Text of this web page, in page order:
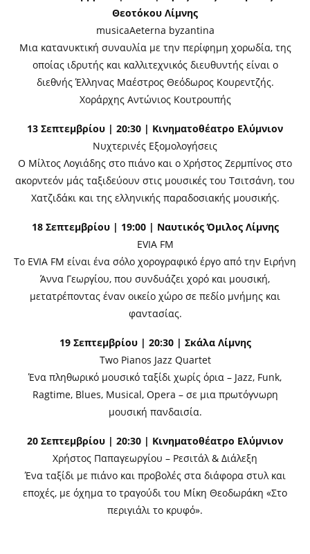
Θεοτόκου Λίμνης
musicaAeterna byzantina
Μια κατανυκτική συναυλία με την περίφημη χορωδία, της
οποίας ιδρυτής και καλλιτεχνικός διευθυντής είναι ο
διεθνής Έλληνας Μαέστρος Θεόδωρος Κουρεντζής.
Χοράρχης Αντώνιος Κουτρουπής
13 Σεπτεμβρίου | 20:30 | Κινηματοθέατρο Ελύμνιον
Νυχτερινές Εξομολογήσεις
Ο Μίλτος Λογιάδης στο πιάνο και ο Χρήστος Ζερμπίνος στο
ακορντεόν μάς ταξιδεύουν στις μουσικές του Τσιτσάνη, του
Χατζιδάκι και της ελληνικής παραδοσιακής μουσικής.
18 Σεπτεμβρίου | 19:00 | Ναυτικός Όμιλος Λίμνης
EVIA FM
Το EVIA FM είναι ένα σόλο χορογραφικό έργο από την Ειρήνη
Άννα Γεωργίου, που συνδυάζει χορό και μουσική,
μετατρέποντας έναν οικείο χώρο σε πεδίο μνήμης και
φαντασίας.
19 Σεπτεμβρίου | 20:30 | Σκάλα Λίμνης
Two Pianos Jazz Quartet
Ένα πληθωρικό μουσικό ταξίδι χωρίς όρια – Jazz, Funk,
Ragtime, Blues, Musical, Opera – σε μια πρωτόγνωρη
μουσική πανδαισία.
20 Σεπτεμβρίου | 20:30 | Κινηματοθέατρο Ελύμνιον
Χρήστος Παπαγεωργίου – Ρεσιτάλ & Διάλεξη
Ένα ταξίδι με πιάνο και προβολές στα διάφορα στυλ και
εποχές, με όχημα το τραγούδι του Μίκη Θεοδωράκη «Στο
περιγιάλι το κρυφό».